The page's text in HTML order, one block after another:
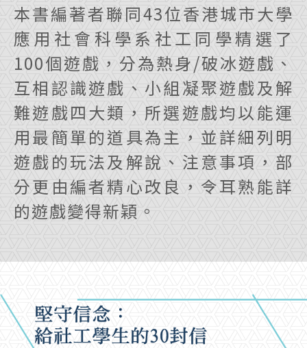
本書編著者聯同43位香港城市大學
應用社會科學系社工同學精選了
100個遊戲，分為熱身/破冰遊戲、
互相認識遊戲、小組凝聚遊戲及解
難遊戲四大類，所選遊戲均以能運
用最簡單的道具為主，並詳細列明
遊戲的玩法及解說、注意事項，部
分更由編者精心改良，令耳熟能詳
的遊戲變得新穎。